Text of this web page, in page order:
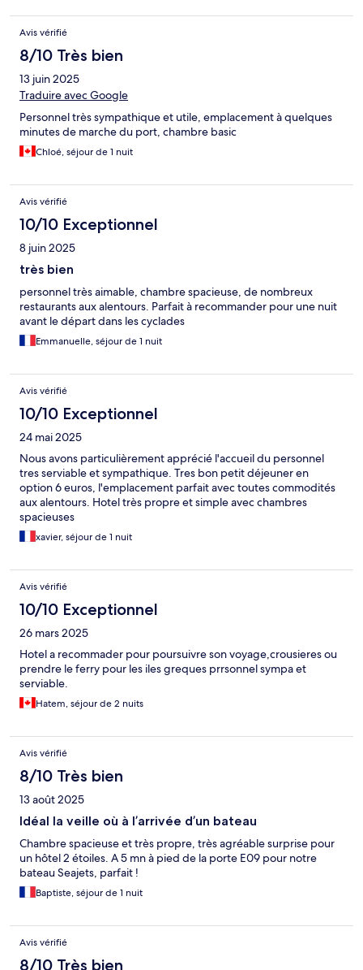
Avis vérifié
8/10 Très bien
13 juin 2025
Traduire avec Google
Personnel très sympathique et utile, emplacement à quelques
minutes de marche du port, chambre basic
Chloé, séjour de 1 nuit
Avis vérifié
10/10 Exceptionnel
8 juin 2025
très bien
personnel très aimable, chambre spacieuse, de nombreux
restaurants aux alentours. Parfait à recommander pour une nuit
avant le départ dans les cyclades
Emmanuelle, séjour de 1 nuit
Avis vérifié
10/10 Exceptionnel
24 mai 2025
Nous avons particulièrement apprécié l'accueil du personnel
tres serviable et sympathique. Tres bon petit déjeuner en
option 6 euros, l'emplacement parfait avec toutes commodités
aux alentours. Hotel très propre et simple avec chambres
spacieuses
xavier, séjour de 1 nuit
Avis vérifié
10/10 Exceptionnel
26 mars 2025
Hotel a recommader pour poursuivre son voyage,crousieres ou
prendre le ferry pour les iles greques prrsonnel sympa et
serviable.
Hatem, séjour de 2 nuits
Avis vérifié
8/10 Très bien
13 août 2025
Idéal la veille où à l’arrivée d’un bateau
Chambre spacieuse et très propre, très agréable surprise pour
un hôtel 2 étoiles. A 5 mn à pied de la porte E09 pour notre
bateau Seajets, parfait !
Baptiste, séjour de 1 nuit
Avis vérifié
8/10 Très bien